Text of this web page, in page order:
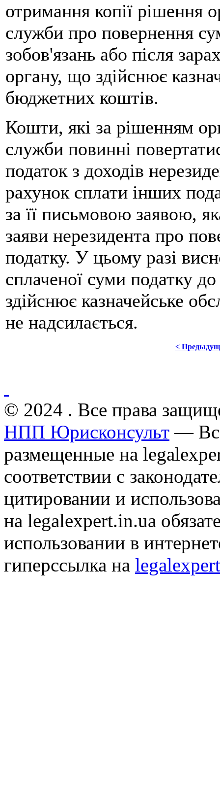
отримання копії рішення
служби про повернення
зобов'язань або після
органу, що здійснює
бюджетних коштів.
Кошти, які за рішенням
служби повинні
податок з доходів
рахунок сплати інших
за її письмовою заявою,
заяви нерезидента про
податку. У цьому разі
сплаченої суми податку
здійснює казначейське
не надсилається.
<
© 2024 . Все права
НПП Юрисконсульт —
размещенные на
соответствии с
цитировании и
на legalexpert.in.ua
использовании в
гиперссылка на